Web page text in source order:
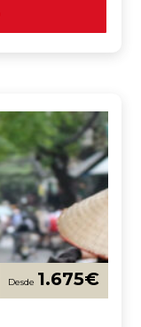
1.675€